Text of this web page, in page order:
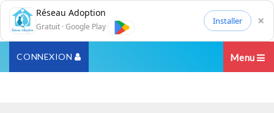
Réseau Adoption
Gratuit · Google Play
Installer ×
CONNEXION Menu